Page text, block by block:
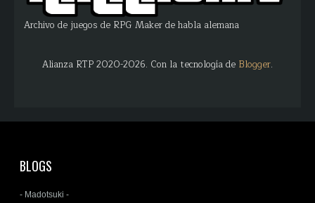
Archivo de juegos de RPG Maker de habla alemana
Alianza RTP 2020-2026. Con la tecnología de Blogger.
BLOGS
- Madotsuki -